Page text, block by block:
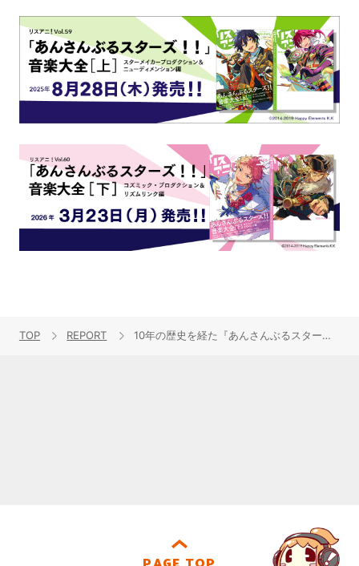
TOP REPORT 10年の歴史を経た『あんさんぶるスターズ！！』の‟現在地”と‟未来”を刻んだ、3DCGキャラクターと生バンドのバーチャル音楽ライブ‟あんさんぶるスターズ！！ DREAM LIVE Tour 10th 𝄪ALL STARS!!”の幕張公演を写真と共に振り返る！